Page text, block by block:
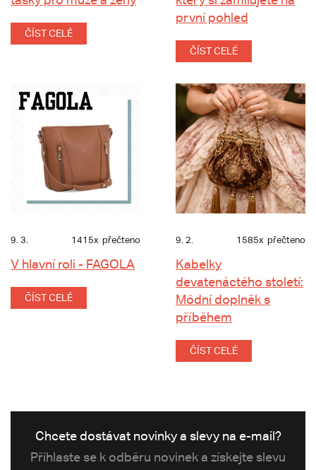
ČÍST CELÉ
první pohled
ČÍST CELÉ
9. 3. 1415x přečteno
V hlavní roli - FAGOLA
ČÍST CELÉ
9. 2. 1585x přečteno
Kabelky
devatenáctého století:
Módní doplněk s
příběhem
ČÍST CELÉ
Chcete dostávat novinky a slevy na e-mail?
Přihlaste se k odběru novinek a získejte slevu